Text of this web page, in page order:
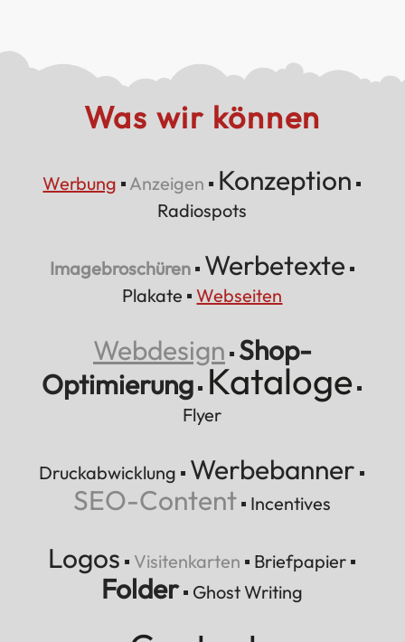
Was wir können
Werbung ▪ Anzeigen ▪ Konzeption ▪
Radiospots
Imagebroschüren▪ Werbetexte ▪
Plakate ▪Webseiten
Webdesign ▪ Shop-
Optimierung ▪ Kataloge ▪
Flyer
Druckabwicklung ▪ Werbebanner ▪
SEO-Content ▪ Incentives
Logos ▪ Visitenkarten ▪ Briefpapier ▪
Folder▪ Ghost Writing